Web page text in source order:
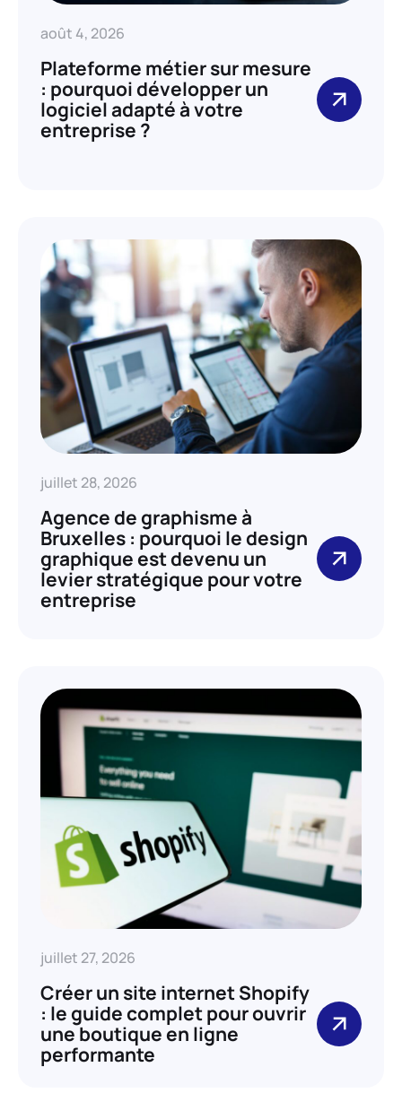
août 4, 2026
Plateforme métier sur mesure
: pourquoi développer un
logiciel adapté à votre
entreprise ?
juillet 28, 2026
Agence de graphisme à
Bruxelles : pourquoi le design
graphique est devenu un
levier stratégique pour votre
entreprise
juillet 27, 2026
Créer un site internet Shopify
: le guide complet pour ouvrir
une boutique en ligne
performante